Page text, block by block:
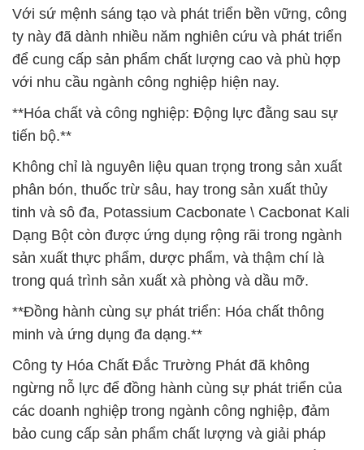
Với sứ mệnh sáng tạo và phát triển bền vững, công
ty này đã dành nhiều năm nghiên cứu và phát triển
để cung cấp sản phẩm chất lượng cao và phù hợp
với nhu cầu ngành công nghiệp hiện nay.
**Hóa chất và công nghiệp: Động lực đằng sau sự
tiến bộ.**
Không chỉ là nguyên liệu quan trọng trong sản xuất
phân bón, thuốc trừ sâu, hay trong sản xuất thủy
tinh và sô đa, Potassium Cacbonate \ Cacbonat Kali
Dạng Bột còn được ứng dụng rộng rãi trong ngành
sản xuất thực phẩm, dược phẩm, và thậm chí là
trong quá trình sản xuất xà phòng và dầu mỡ.
**Đồng hành cùng sự phát triển: Hóa chất thông
minh và ứng dụng đa dạng.**
Công ty Hóa Chất Đắc Trường Phát đã không
ngừng nỗ lực để đồng hành cùng sự phát triển của
các doanh nghiệp trong ngành công nghiệp, đảm
bảo cung cấp sản phẩm chất lượng và giải pháp